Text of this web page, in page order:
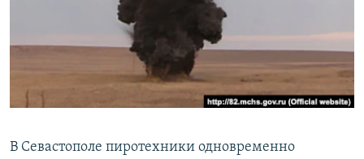
ПОБЕДИТЕЛЕЙ НЕ СУДЯТ?
КРЫМ.НЕПОКОРЕННЫЙ
УКРАИНСКАЯ ПРОБЛЕМА КРЫМА
В Севастополе пиротехники одновременно